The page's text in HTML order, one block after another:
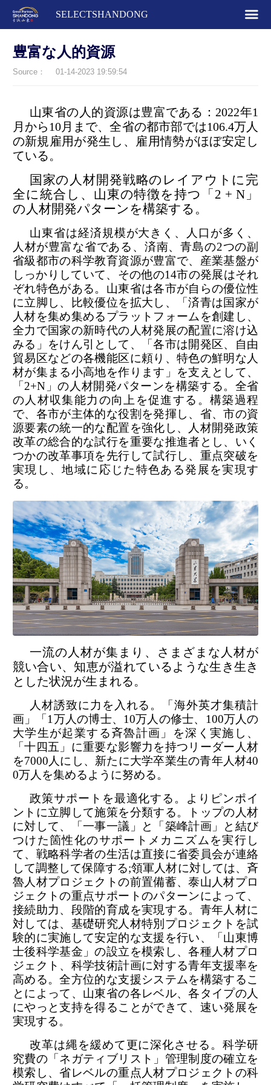
SELECTSHANDONG
豊富な人的資源
Source： 01-14-2023 19:59:54
山東省の人的資源は豊富である：2022年1
月から10月まで、全省の都市部では106.4万人
の新規雇用が発生し、雇用情勢がほぼ安定し
ている。
国家の人材開発戦略のレイアウトに完
全に統合し、山東の特徴を持つ「2 + N」
の人材開発パターンを構築する。
山東省は経済規模が大きく、人口が多く、
人材が豊富な省である、済南、青島の2つの副
省級都市の科学教育資源が豊富で、産業基盤が
しっかりしていて、その他の14市の発展はそれ
ぞれ特色がある。山東省は各市が自らの優位性
に立脚し、比較優位を拡大し、「済青は国家が
人材を集め集めるプラットフォームを創建し、
全力で国家の新時代の人材発展の配置に溶け込
みる」をけん引として、「各市は開発区、自由
貿易区などの各機能区に頼り、特色の鮮明な人
材が集まる小高地を作ります」を支えとして、
「2+N」の人材開発パターンを構築する。全省
の人材収集能力の向上を促進する。構築過程
で、各市が主体的な役割を発揮し、省、市の資
源要素の統一的な配置を強化し、人材開発政策
改革の総合的な試行を重要な推進者とし、いく
つかの改革事項を先行して試行し、重点突破を
実現し、地域に応じた特色ある発展を実現す
る。
一流の人材が集まり、さまざまな人材が
競い合い、知恵が溢れているような生き生き
とした状況が生まれる。
人材誘致に力を入れる。「海外英才集積計
画」「1万人の博士、10万人の修士、100万人の
大学生が起業する斉魯計画」を深く実施し、
「十四五」に重要な影響力を持つリーダー人材
を7000人にし、新たに大学卒業生の青年人材40
0万人を集めるように努める。
政策サポートを最適化する。よりピンポイ
ントに立脚して施策を分類する。トップの人材
に対して、「一事一議」と「築峰計画」と結び
つけた箇性化のサポートメカニズムを実行し
て、戦略科学者の生活は直接に省委員会が連絡
して調整して保障する;領軍人材に対しては、斉
魯人材プロジェクトの前置備蓄、泰山人材プロ
ジェクトの重点サポートのパターンによって、
接続助力、段階的育成を実現する。青年人材に
対しては、基礎研究人材特別プロジェクトを試
験的に実施して安定的な支援を行い、「山東博
士後科学基金」の設立を模索し、各種人材プロ
ジェクト、科学技術計画に対する青年支援率を
高める。全方位的な支援システムを構築するこ
とによって、山東省の各レベル、各タイプの人
にやっと支持を得ることができて、速い発展を
実現する。
改革は縄を緩めて更に深化させる。科学研
究費の「ネガティブリスト」管理制度の確立を
模索し、省レベルの重点人材プロジェクトの科